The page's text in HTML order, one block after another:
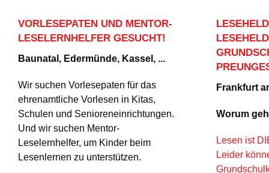
VORLESEPATEN UND MENTOR-
LESELERNHELFER GESUCHT!
Baunatal, Edermünde, Kassel, ...
Wir suchen Vorlesepaten für das
ehrenamtliche Vorlesen in Kitas,
Schulen und Senioreneinrichtungen.
Und wir suchen Mentor-
Leselernhelfer, um Kinder beim
Lesenlernen zu unterstützen.
Frankfurt
Worum
Lesen ist
Leider